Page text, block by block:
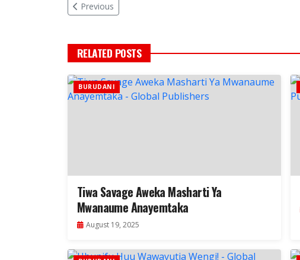
Previous
RELATED POSTS
BURUDANI
Tiwa Savage Aweka Masharti Ya
Mwanaume Anayemtaka
August 19, 2025